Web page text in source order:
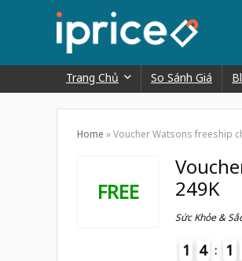
Trang Chủ So Sánh Giá
Home »Voucher Watsons freeship
FREE
249K
Sức Khỏe &
1 4 1